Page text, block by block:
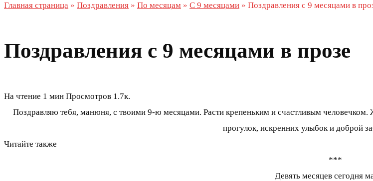
Главная страница » Поздравления » По месяцам » С 9 месяцами » Поздравления с 9 месяцами в
Поздравления с 9 месяцами в прозе
На чтение 1 мин Просмотров 1.7к.
Поздравляю тебя, манюня, с твоими 9-ю месяцами. Расти крепеньким и счастливым
прогулок, искренних улыбок и доброй
Читайте также
***
Девять месяцев сегодня